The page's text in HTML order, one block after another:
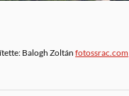
Balogh Zoltánfotossrac.com